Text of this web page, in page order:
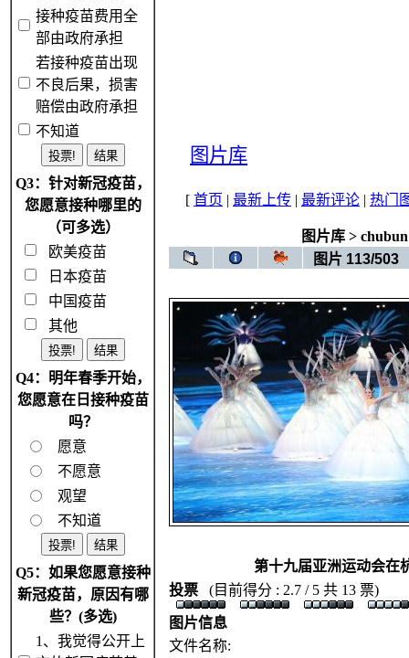
接种疫苗费用全
部由政府承担
若接种疫苗出现
不良后果，损害
赔偿由政府承担
不知道
Q3：针对新冠疫苗，
您愿意接种哪里的
（可多选）
欧美疫苗
日本疫苗
中国疫苗
其他
Q4：明年春季开始，
您愿意在日接种疫苗
吗？
愿意
不愿意
观望
不知道
Q5：如果您愿意接种
新冠疫苗，原因有哪
些？(多选)
1、我觉得公开上
图片库
[ 首页 | 最新上传 | 最新评论 | 热门
图片库> chubun
图片 113/503
第十九届亚洲运动会在
投票
(目前得分 : 2.7 / 5 共 13 票)
图片信息
文件名称: